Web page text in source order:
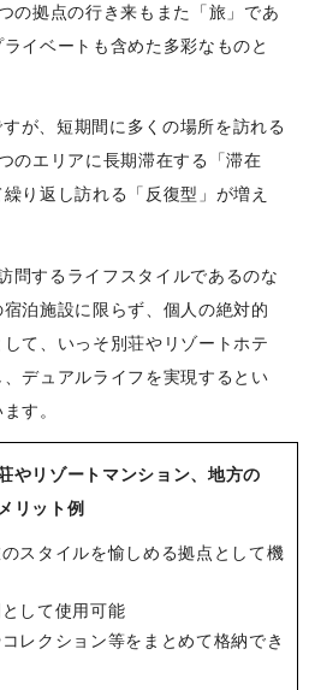
の拠点の行き来もまた「旅」であ
イベートも含めた多彩なものと
が、短期間に多くの場所を訪れる
のエリアに長期滞在する「滞在
り返し訪れる「反復型」が増え
問するライフスタイルであるのな
泊施設に限らず、個人の絶対的
て、いっそ別荘やリゾートホテ
デュアルライフを実現するとい
す。
やリゾートマンション、地方の
リット例
スタイルを愉しめる拠点として機
して使用可能
レクション等をまとめて格納でき